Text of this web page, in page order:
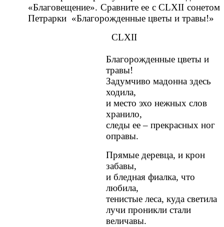
«Благовещение». Сравните ее с CLXII сонетом
Петрарки «Благорожденные цветы и травы!»
CLXII
Благорожденные цветы и
травы!
Задумчиво мадонна здесь
ходила,
и место эхо нежных слов
хранило,
следы ее – прекрасных ног
оправы.
Прямые деревца, и крон
забавы,
и бледная фиалка, что
любила,
тенистые леса, куда светила
лучи проникли стали
величавы.